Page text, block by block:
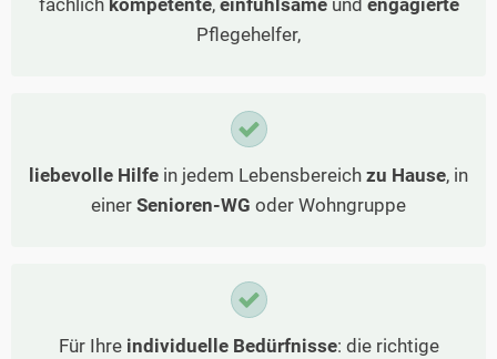
fachlich kompetente, einfühlsameund engagierte
Pflegehelfer,
liebevolle Hilfe in jedem Lebensbereich zu Hause, in
einer Senioren-WG oder Wohngruppe
Für Ihre individuelle Bedürfnisse: die richtige